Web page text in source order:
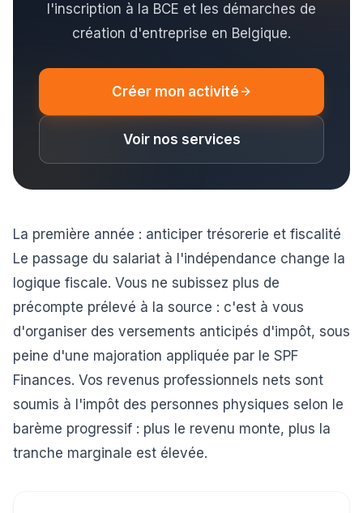
l'inscription à la BCE et les démarches de
création d'entreprise en Belgique.
Créer mon activité
Voir nos services
La première année : anticiper trésorerie et fiscalité
Le passage du salariat à l'indépendance change la
logique fiscale. Vous ne subissez plus de
précompte prélevé à la source : c'est à vous
d'organiser des versements anticipés d'impôt, sous
peine d'une majoration appliquée par le SPF
Finances. Vos revenus professionnels nets sont
soumis à l'impôt des personnes physiques selon le
barème progressif : plus le revenu monte, plus la
tranche marginale est élevée.